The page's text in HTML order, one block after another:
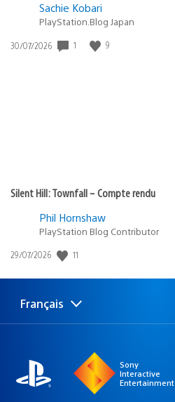
Sachie Kobari
PlayStation.Blog Japan
Date
30/07/2026 1 9
Silent Hill: Townfall – Compte rendu
Phil Hornshaw
PlayStation Blog Contributor
Date
publication
29/07/2026 11
Choisir
une
Région
actuelle
Français
Sony
Interactive
Entertainment